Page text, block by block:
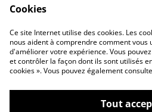
Politique de
confidentialité
Cookies
Ce site Internet utilise des cookies. Les
nous aident à comprendre comment vous
d'améliorer votre expérience. Vous
et contrôler la façon dont ils sont utilisés
cookies ». Vous pouvez également
Tout